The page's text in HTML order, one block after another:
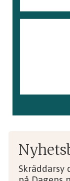
Skräddarsy